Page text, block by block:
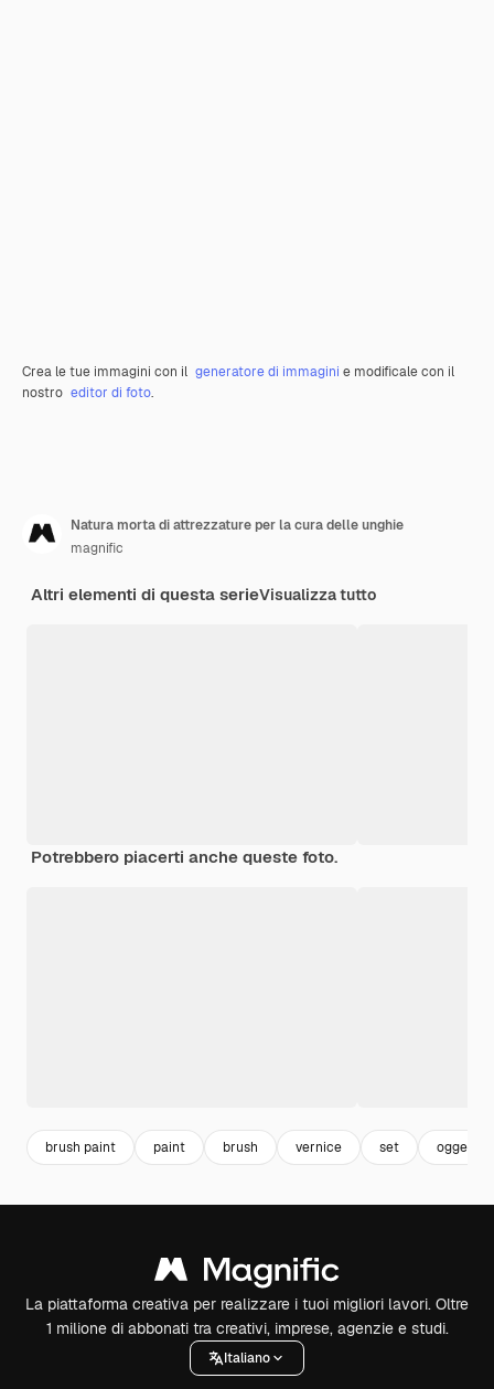
Crea le tue immagini con il generatore di immagini e modificale con il
nostro editor di foto.
Natura morta di attrezzature per la cura delle unghie
magnific
Altri elementi di questa serieVisualizza tutto
Potrebbero piacerti anche queste foto.
brush paint paint brush vernice set oggetti
La piattaforma creativa per realizzare i tuoi migliori lavori. Oltre
1 milione di abbonati tra creativi, imprese, agenzie e studi.
Italiano